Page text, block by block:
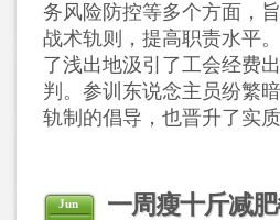
务风险防控等多个方面，
战术轨则，提高职责水平
了浅出地汲引了工会经费
判。参训东说念主员纷繁
轨制的倡导，也晋升了实
一周瘦十斤减
Jun